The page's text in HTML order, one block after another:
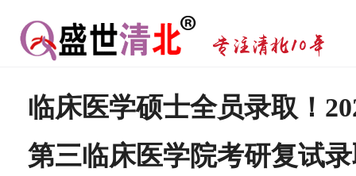
临床医学硕士全员录取！
第三临床医学院考研复试